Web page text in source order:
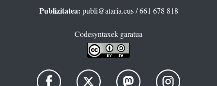
Publizitatea: publi@ataria.eus/ 661 678 818
Codesyntaxek garatua